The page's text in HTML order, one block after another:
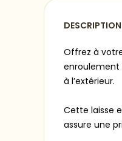
DESCRIPTION
Offrez à
enroulement
à l’extérieur.
Cette laisse
assure une